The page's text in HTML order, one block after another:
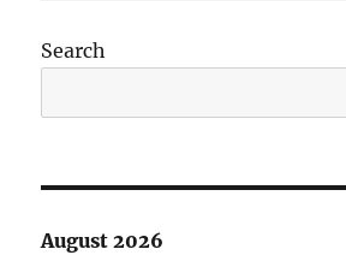
Search
August 2026